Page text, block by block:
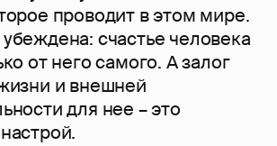
проводит в этом мире.
счастье человека
от него самого. А залог
и внешней
для нее – это